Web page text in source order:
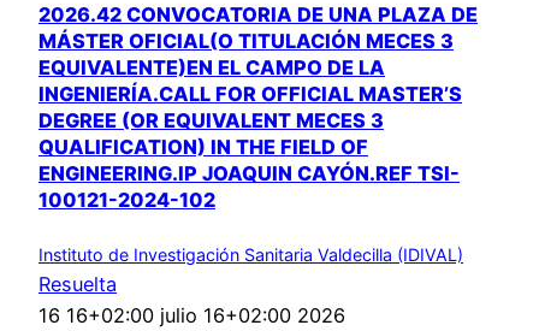
2026.42 CONVOCATORIA DE UNA PLAZA DE
MÁSTER OFICIAL(O TITULACIÓN MECES 3
EQUIVALENTE)EN EL CAMPO DE LA
INGENIERÍA.CALL FOR OFFICIAL MASTER’S
DEGREE (OR EQUIVALENT MECES 3
QUALIFICATION) IN THE FIELD OF
ENGINEERING.IP JOAQUIN CAYÓN.REF TSI-
100121-2024-102
Instituto de Investigación Sanitaria Valdecilla (IDIVAL)
Resuelta
16 16+02:00 julio 16+02:00 2026